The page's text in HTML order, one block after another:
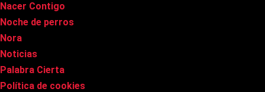
Nacer Contigo
Noche de perros
Nora
Noticias
Palabra Cierta
Política de cookies